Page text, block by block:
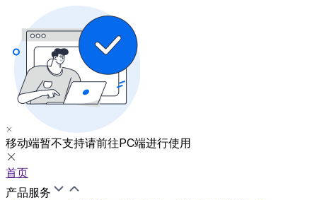
移动端暂不支持请前往PC端进行使用
首页
产品服务